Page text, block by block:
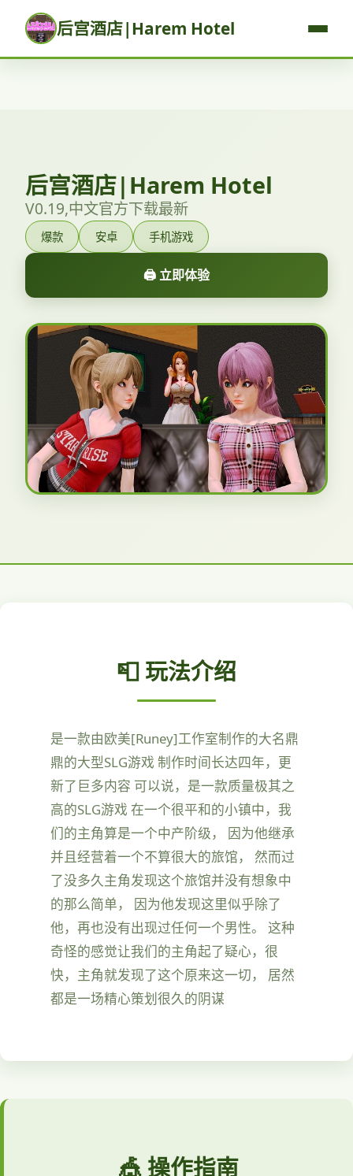
后宫酒店|Harem Hotel
后宫酒店|Harem Hotel
V0.19,中文官方下载最新
爆款 安卓 手机游戏
🖨️ 立即体验
📮 玩法介绍
是一款由欧美[Runey]工作室制作的大名鼎
鼎的大型SLG游戏 制作时间长达四年，更
新了巨多内容 可以说，是一款质量极其之
高的SLG游戏 在一个很平和的小镇中，我
们的主角算是一个中产阶级， 因为他继承
并且经营着一个不算很大的旅馆， 然而过
了没多久主角发现这个旅馆并没有想象中
的那么简单， 因为他发现这里似乎除了
他，再也没有出现过任何一个男性。 这种
奇怪的感觉让我们的主角起了疑心，很
快，主角就发现了这个原来这一切， 居然
都是一场精心策划很久的阴谋
🎪 操作指南